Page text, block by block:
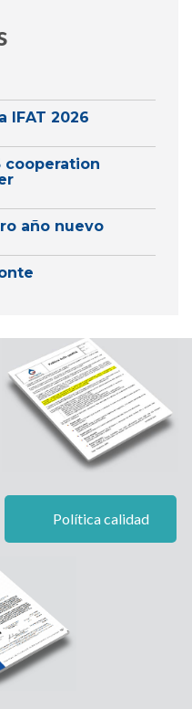
IFAT 2026
cooperation
año nuevo
Política calidad